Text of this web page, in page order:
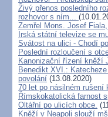
Živý přenos posledního
rozhovor s ním...
Zemřel Mons. Josef
Irská státní televize se
Svátost na ulici - Chodí
Poslední rozloučení s
Kanonizační řízení kněží
Benedikt XVI.:
povolání (13.08.2020)
70 let po násilném rušení
Římskokatolická farnost
Oltářní po ulicích obce.
Kněží v Neapoli slouží